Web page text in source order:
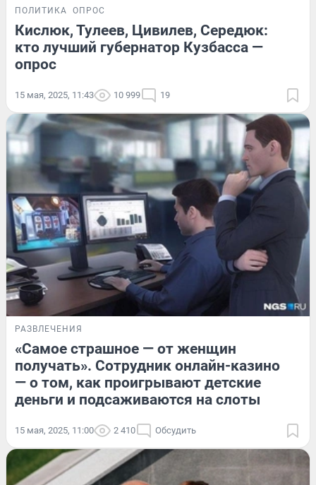
ПОЛИТИКА ОПРОС
Кислюк, Тулеев, Цивилев, Середюк:
кто лучший губернатор Кузбасса —
опрос
15 мая, 2025, 11:43 10 999 19
РАЗВЛЕЧЕНИЯ
«Самое страшное — от женщин
получать». Сотрудник онлайн-казино
— о том, как проигрывают детские
деньги и подсаживаются на слоты
15 мая, 2025, 11:00 2 410 Обсудить